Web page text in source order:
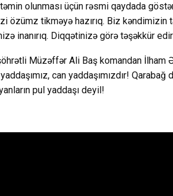
olunması üçün rəsmi qaydada
özümz tikməyə hazırıq. Biz kəndimizin
inanırıq. Diqqətinizə görə təşəkkür
Müzəffər Ali Baş komandan İlham
can yaddaşımızdır! Qarabağ
pul yaddaşı deyil!